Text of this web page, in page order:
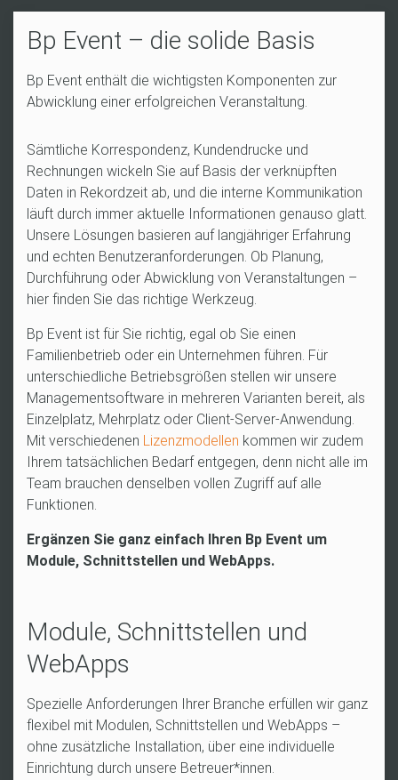
Bp Event – die solide Basis
Bp Event enthält die wichtigsten Komponenten zur
Abwicklung einer erfolgreichen Veranstaltung.
Sämtliche Korrespondenz, Kundendrucke und
Rechnungen wickeln Sie auf Basis der verknüpften
Daten in Rekordzeit ab, und die interne Kommunikation
läuft durch immer aktuelle Informationen genauso glatt.
Unsere Lösungen basieren auf langjähriger Erfahrung
und echten Benutzeranforderungen. Ob Planung,
Durchführung oder Abwicklung von Veranstaltungen –
hier finden Sie das richtige Werkzeug.
Bp Event ist für Sie richtig, egal ob Sie einen
Familienbetrieb oder ein Unternehmen führen. Für
unterschiedliche Betriebsgrößen stellen wir unsere
Managementsoftware in mehreren Varianten bereit, als
Einzelplatz, Mehrplatz oder Client-Server-Anwendung.
Mit verschiedenen Lizenzmodellen kommen wir zudem
Ihrem tatsächlichen Bedarf entgegen, denn nicht alle im
Team brauchen denselben vollen Zugriff auf alle
Funktionen.
Ergänzen Sie ganz einfach Ihren Bp Event um
Module, Schnittstellen und WebApps.
Module, Schnittstellen und
WebApps
Spezielle Anforderungen Ihrer Branche erfüllen wir ganz
flexibel mit Modulen, Schnittstellen und WebApps –
ohne zusätzliche Installation, über eine individuelle
Einrichtung durch unsere Betreuer*innen.